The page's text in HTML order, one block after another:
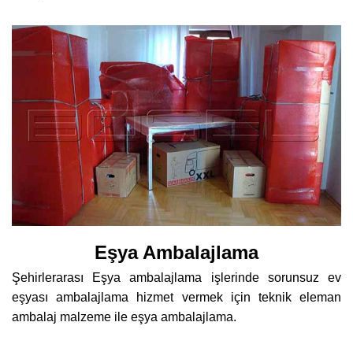
Eşya Ambalajlama
Şehirlerarası Eşya ambalajlama işlerinde sorunsuz ev
eşyası ambalajlama hizmet vermek için teknik eleman
ambalaj malzeme ile eşya ambalajlama.